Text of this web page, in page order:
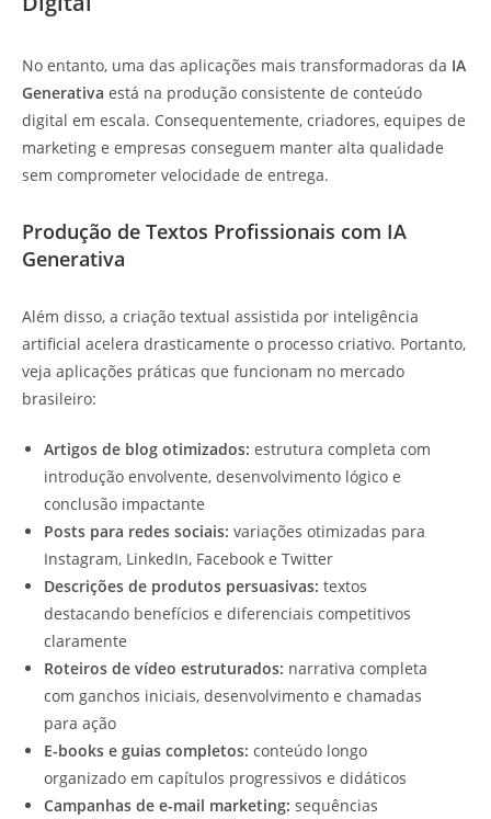
No entanto, uma das aplicações mais transformadoras da IA
Generativa está na produção consistente de conteúdo
digital em escala. Consequentemente, criadores, equipes de
marketing e empresas conseguem manter alta qualidade
sem comprometer velocidade de entrega.
Produção de Textos Profissionais com IA
Generativa
Além disso, a criação textual assistida por inteligência
artificial acelera drasticamente o processo criativo. Portanto,
veja aplicações práticas que funcionam no mercado
brasileiro:
Artigos de blog otimizados: estrutura completa com
introdução envolvente, desenvolvimento lógico e
conclusão impactante
Posts para redes sociais: variações otimizadas para
Instagram, LinkedIn, Facebook e Twitter
Descrições de produtos persuasivas: textos
destacando benefícios e diferenciais competitivos
claramente
Roteiros de vídeo estruturados: narrativa completa
com ganchos iniciais, desenvolvimento e chamadas
para ação
E-books e guias completos: conteúdo longo
organizado em capítulos progressivos e didáticos
Campanhas de e-mail marketing: sequências